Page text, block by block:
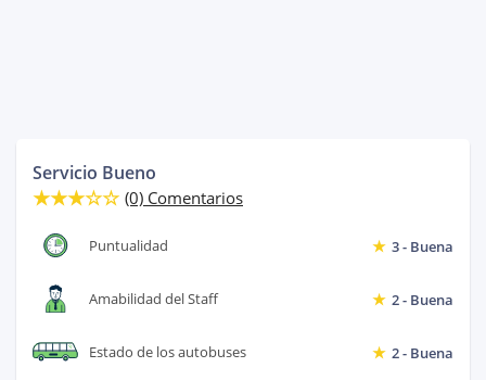
Servicio Bueno
(0) Comentarios
Puntualidad 3 - Buena
Amabilidad del Staff 2 - Buena
Estado de los autobuses 2 - Buena